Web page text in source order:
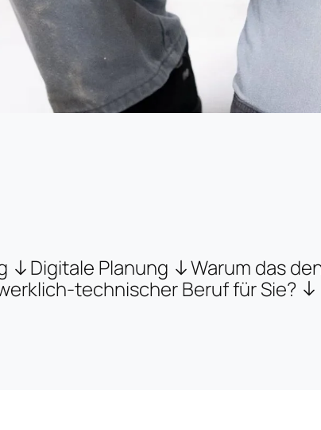
Digitale Planung
Warum das
technischer Beruf für Sie?